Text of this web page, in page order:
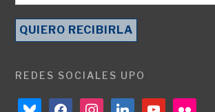
REDES SOCIALES UPO
blueskyfacebookinstagramlinkedinyoutubeflickr